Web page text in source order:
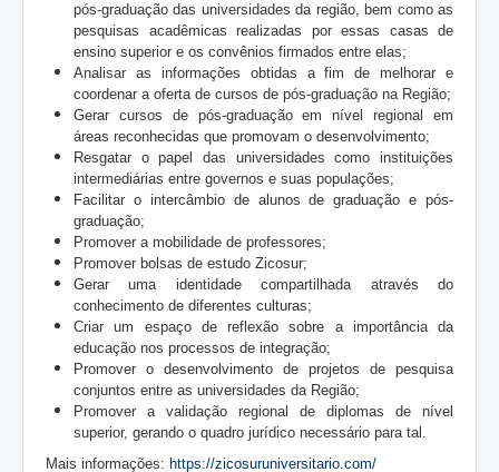
pós-graduação das universidades da região, bem como as
pesquisas acadêmicas realizadas por essas casas de
ensino superior e os convênios firmados entre elas;
Analisar as informações obtidas a fim de melhorar e
coordenar a oferta de cursos de pós-graduação na Região;
Gerar cursos de pós-graduação em nível regional em
áreas reconhecidas que promovam o desenvolvimento;
Resgatar o papel das universidades como instituições
intermediárias entre governos e suas populações;
Facilitar o intercâmbio de alunos de graduação e pós-
graduação;
Promover a mobilidade de professores;
Promover bolsas de estudo Zicosur;
Gerar uma identidade compartilhada através do
conhecimento de diferentes culturas;
Criar um espaço de reflexão sobre a importância da
educação nos processos de integração;
Promover o desenvolvimento de projetos de pesquisa
conjuntos entre as universidades da Região;
Promover a validação regional de diplomas de nível
superior, gerando o quadro jurídico necessário para tal.
Mais informações: https://zicosuruniversitario.com/